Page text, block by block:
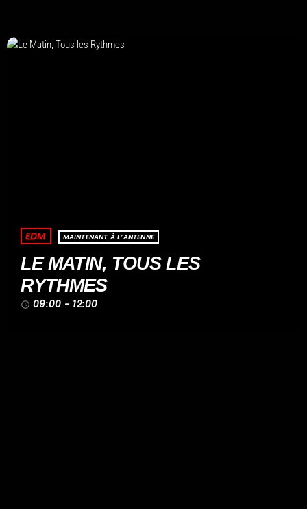
EDM MAINTENANT À L’ANTENNE
LE MATIN, TOUS LES
RYTHMES
access_time 09:00 - 12:00